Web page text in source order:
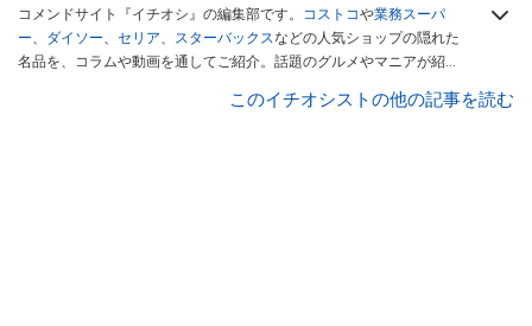
コメンドサイト『イチオシ』の編集部です。 コストコや業務スーパ
ー、 ダイソー、 セリア、 スターバックスなどの人気ショップの隠れた
名品を、コラムや動画を通してご紹介。話題のグルメやマニアが紹介
インフルエンサーが実際に使用してレビューしています。毎日トレン
このイチオシストの他の記事を読む